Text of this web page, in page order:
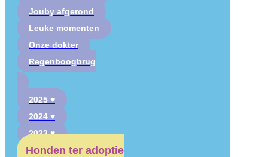
Jouby afgerond
Leuke momenten
Onze dokter
Regenboogbrug
2025 ♥
2024 ♥
2023 ♥
Honden ter adoptie